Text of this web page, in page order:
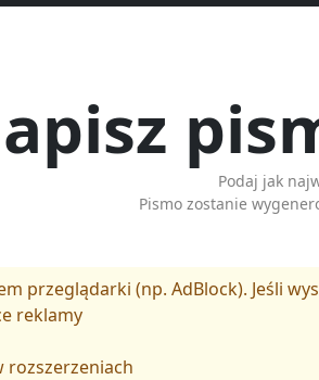
Podaj jak
Pismo zostanie
przeglądarki (np. AdBlock). Jeśli
reklamy
rozszerzeniach